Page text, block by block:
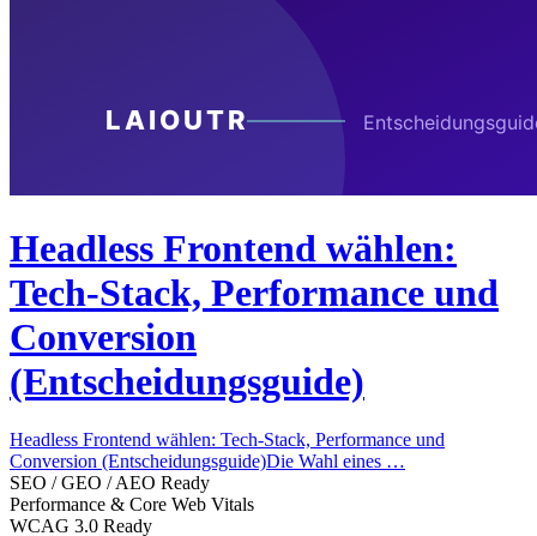
Headless Frontend wählen:
Tech-Stack, Performance und
Conversion
(Entscheidungsguide)
Headless Frontend wählen: Tech-Stack, Performance und
Conversion (Entscheidungsguide)Die Wahl eines …
SEO / GEO / AEO Ready
Performance & Core Web Vitals
WCAG 3.0 Ready